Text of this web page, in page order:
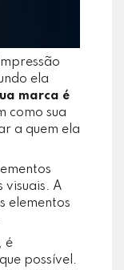
ela
marca é
como sua
a quem ela
visuais. A
elementos
é
possível.